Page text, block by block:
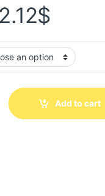
2.12$
Add to cart